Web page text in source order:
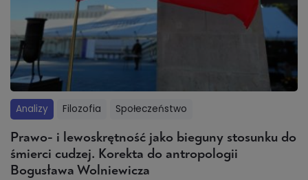
Analizy Filozofia Społeczeństwo
Prawo- i lewoskrętność jako bieguny stosunku do
śmierci cudzej. Korekta do antropologii
Bogusława Wolniewicza